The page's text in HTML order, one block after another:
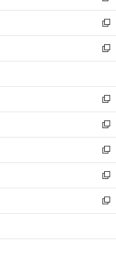
開
く
ウ
で
開
く
ン
ド
ウ
で
開
ウ
ィ
ン
ド
ウ
開
く
し
い
ウ
ィ
ン
ウ
で
開
く
新
し
い
ウ
ン
ド
ウ
で
開
く
新
し
ウ
ィ
ン
ド
ウ
で
開
く
新
し
い
ウ
ィ
ン
ド
ウ
で
開
新
し
い
ウ
ィ
ン
ド
ウ
開
新
し
い
ウ
ィ
ン
ウ
新
し
い
ウ
ン
新
し
ウ